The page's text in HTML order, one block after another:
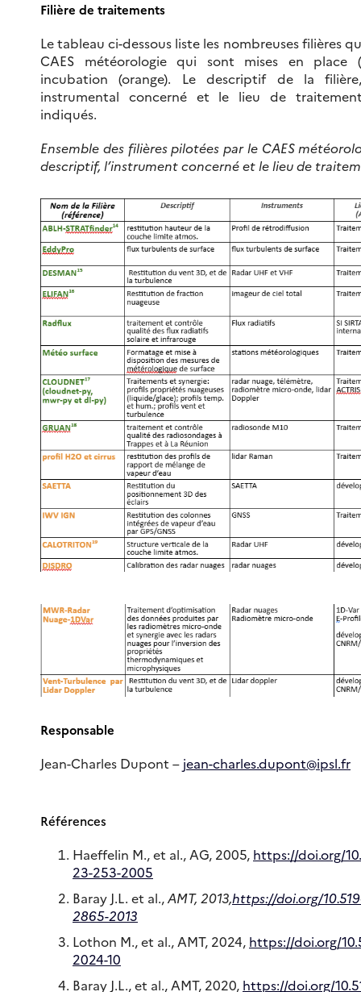
Filière de traitements
Le tableau ci-dessous liste les nombreuses filières
CAES météorologie qui sont mises en place
incubation (orange). Le descriptif de la
instrumental concerné et le lieu de
indiqués.
Ensemble des filières pilotées par le CAES
descriptif, l’instrument concerné et le lieu de
Responsable
Jean-Charles Dupont – jean-charles.dupont@ipsl.fr
Références
Haeffelin M., et al., AG, 2005, https://doi.org/
23-253-2005
Baray J.L. et al.,AMT, 2013,https://doi.org/
2865-2013
Lothon M., et al., AMT, 2024, https://doi.org/
2024-10
Baray J.L., et al., AMT, 2020, https://doi.org/